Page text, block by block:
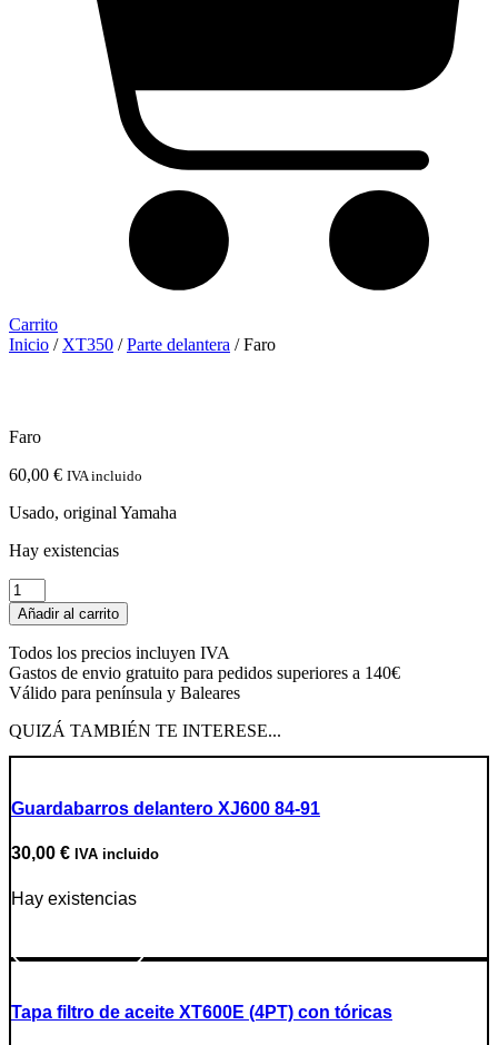
Carrito
Inicio / XT350 /Parte delantera / Faro
Faro
60,00 € IVA incluido
Usado, original Yamaha
Hay existencias
Faro
cantidad
Añadir al carrito
Todos los precios incluyen IVA
Gastos de envio gratuito para pedidos superiores a 140€
Válido para península y Baleares
QUIZÁ TAMBIÉN TE INTERESE...
Guardabarros delantero XJ600 84-91
30,00 € IVA incluido
Hay existencias
Tapa filtro de aceite XT600E (4PT) con tóricas